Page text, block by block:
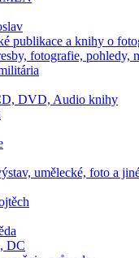
publikace a knihy o
fotografie, pohledy,
DVD, Audio knihy
umělecké, foto a
DC